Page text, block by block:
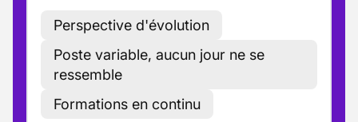
Perspective d'évolution
Poste variable, aucun jour ne se
ressemble
Formations en continu